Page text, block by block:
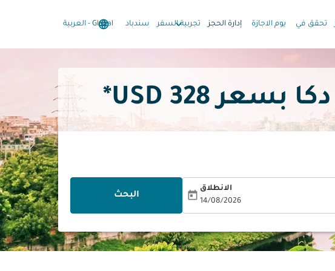
تحقق في يوم الاجازة إدارة الحجز تجربية السفر
keyboard_arrow_down سندباد language
Global
- العربية keyboard_arrow_down
328 USD*
الانطلاق
14/08/2026
today البحث